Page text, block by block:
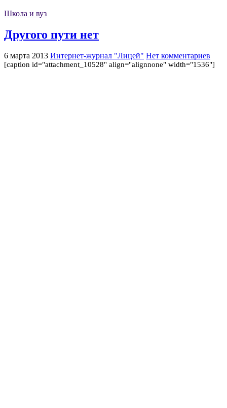
Школа и вуз
Другого пути нет
6 марта 2013 Интернет-журнал "Лицей" Нет комментариев
[caption id="attachment_10528" align="alignnone" width="1536"]